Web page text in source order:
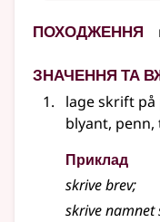
Походження
Значення та
lage skrift på
blyant,
Приклад
skrive brev;
skrive namnet